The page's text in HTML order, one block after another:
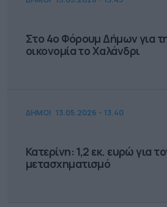
Στο 4ο Φόρουμ Δήμων για
οικονομία το Χαλάνδρι
ΔΗΜΟΙ 13.05.2026 - 13.40
Κατερίνη: 1,2 εκ. ευρώ για
μετασχηματισμό